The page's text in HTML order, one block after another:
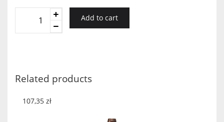
Pedregoso
2016
quantity
Add to cart
Related products
107,35 zł